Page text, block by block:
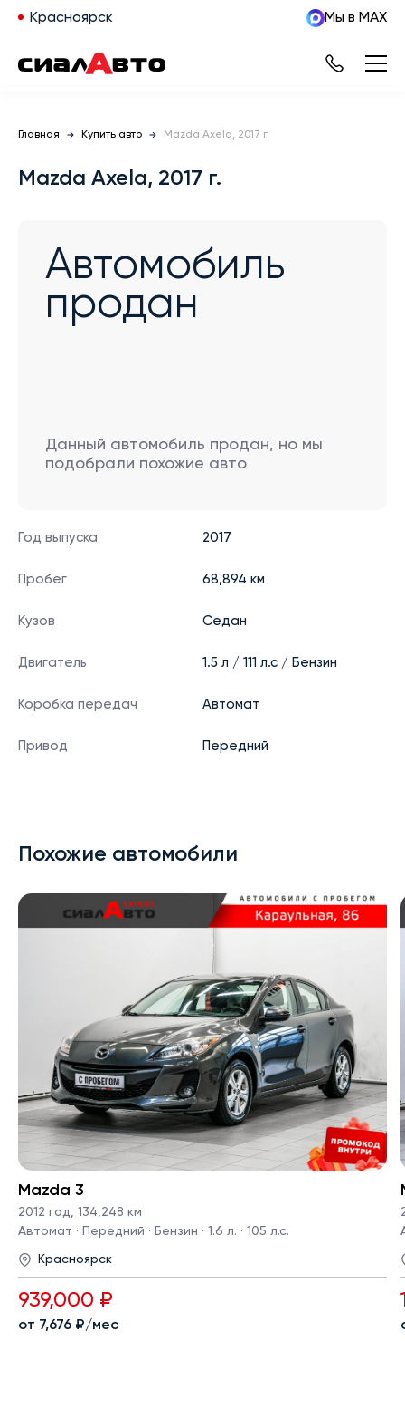
Красноярск Мы в MAX
Главная Купить авто Mazda Axela, 2017 г.
Mazda Axela, 2017 г.
Год выпуска 2017
Пробег 68,894 км
Кузов Седан
Двигатель 1.5 л / 111 л.с / Бензин
Коробка передач Автомат
Привод Передний
Автомобиль
продан
Данный автомобиль продан, но мы
подобрали похожие авто
Похожие автомобили
Mazda 3
2012 год, 134,248 км
Автомат · Передний · Бензин · 1.6 л. · 105 л.с.
Красноярск
939,000 ₽
от 7,676 ₽/мес